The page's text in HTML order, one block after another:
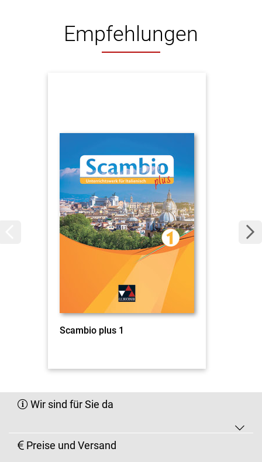
Empfehlungen
Scambio plus 1
Wir sind für Sie da
Preise und Versand